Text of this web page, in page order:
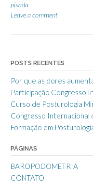
pisada
Leave a comment
POSTS RECENTES
Por que as dores
Participação Congresso
Curso de Posturologia
Congresso Internacional
Formação em
PÁGINAS
BAROPODOMETRIA
CONTATO